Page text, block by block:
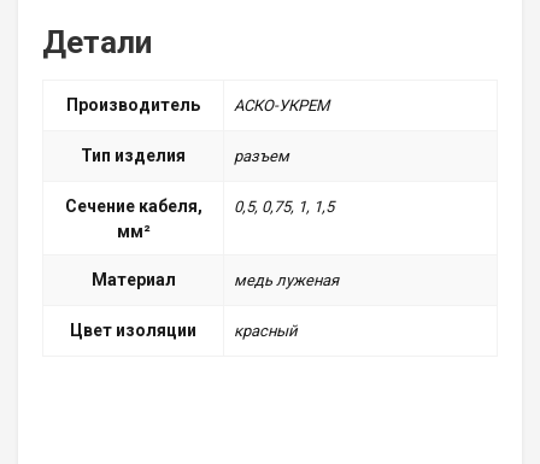
Детали
Производитель АСКО-УКРЕМ
Тип изделия разъем
Сечение кабеля,
мм²
0,5, 0,75, 1, 1,5
Материал медь луженая
Цвет изоляции красный